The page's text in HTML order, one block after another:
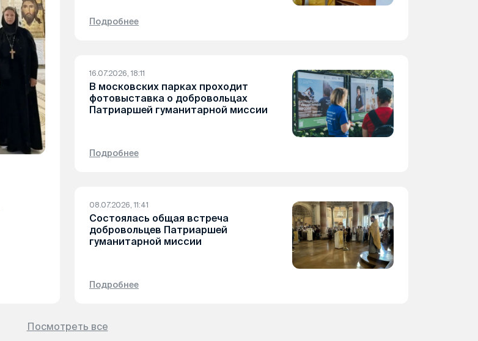
Подробнее
16.07.2026, 18:11
В московских парках проходит
фотовыставка о добровольцах
Патриаршей гуманитарной миссии
Подробнее
08.07.2026, 11:41
Состоялась общая встреча
добровольцев Патриаршей
гуманитарной миссии
Подробнее
Посмотреть все